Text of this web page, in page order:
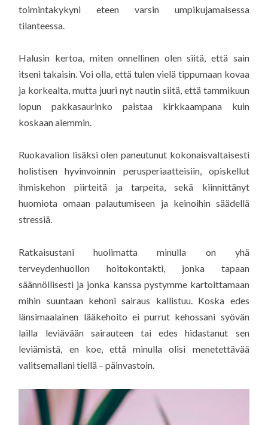
toimintakykyni eteen varsin umpikujamaisessa
tilanteessa.
Halusin kertoa, miten onnellinen olen siitä, että sain
itseni takaisin. Voi olla, että tulen vielä tippumaan kovaa
ja korkealta, mutta juuri nyt nautin siitä, että tammikuun
lopun pakkasaurinko paistaa kirkkaampana kuin
koskaan aiemmin.
Ruokavalion lisäksi olen paneutunut kokonaisvaltaisesti
holistisen hyvinvoinnin perusperiaatteisiin, opiskellut
ihmiskehon piirteitä ja tarpeita, sekä kiinnittänyt
huomiota omaan palautumiseen ja keinoihin säädellä
stressiä.
Ratkaisustani huolimatta minulla on yhä
terveydenhuollon hoitokontakti, jonka tapaan
säännöllisesti ja jonka kanssa pystymme kartoittamaan
mihin suuntaan kehoni sairaus kallistuu. Koska edes
länsimaalainen lääkehoito ei purrut kehossani syövän
lailla leviävään sairauteen tai edes hidastanut sen
leviämistä, en koe, että minulla olisi menetettävää
valitsemallani tiellä – päinvastoin.